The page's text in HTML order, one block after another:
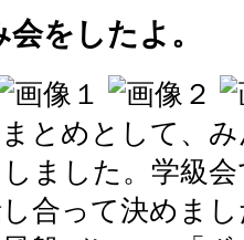
をしたよ。
まとめとして、
ました。学級
合って決めま